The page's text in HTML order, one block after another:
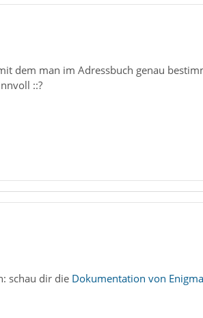
dem man im Adressbuch genau
::?
schau dir die Dokumentation von